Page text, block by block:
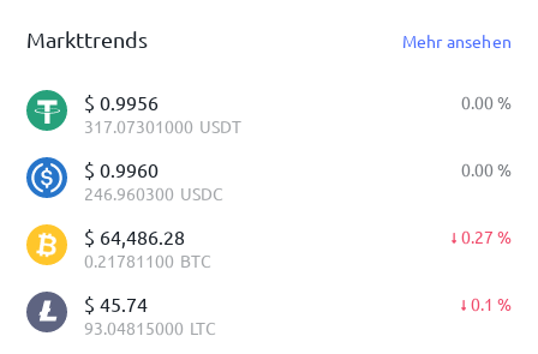
Markttrends Mehr ansehen
$ 0.9956
317.07301000 USDT
0.00%
$ 0.9960
246.960300 USDC
0.00%
$ 64,486.28
0.21781100 BTC
0.27 %
$ 45.74
93.04815000 LTC
0.1 %